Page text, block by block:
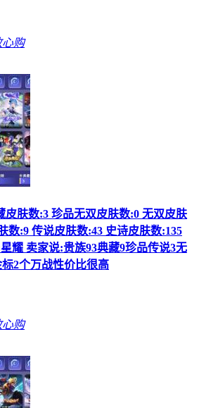
心购
皮肤数:3 珍品无双皮肤数:0 无双皮肤
数:9 传说皮肤数:43 史诗皮肤数:135
耀 卖家说:贵族93典藏9珍品传说3无
2个万战性价比很高
心购